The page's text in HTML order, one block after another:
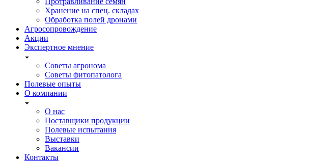
Хранение на спец. складах
Обработка полей дронами
Агросопровождение
Акции
Экспертное мнение
Советы агронома
Советы фитопатолога
Полевые опыты
О компании
О нас
Поставщики продукции
Полевые испытания
Выставки
Вакансии
Контакты